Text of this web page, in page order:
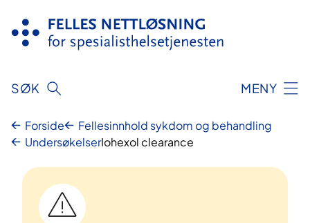
innhold
SØK MENY
Forside
Fellesinnhold sykdom og behandling
UndersøkelserIohexol clearance